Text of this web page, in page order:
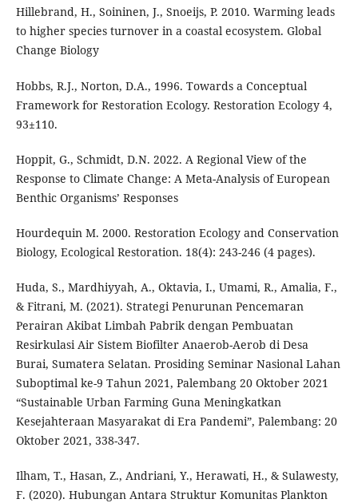
Hillebrand, H., Soininen, J., Snoeijs, P. 2010. Warming leads
to higher species turnover in a coastal ecosystem. Global
Change Biology
Hobbs, R.J., Norton, D.A., 1996. Towards a Conceptual
Framework for Restoration Ecology. Restoration Ecology 4,
93±110.
Hoppit, G., Schmidt, D.N. 2022. A Regional View of the
Response to Climate Change: A Meta-Analysis of European
Benthic Organisms’ Responses
Hourdequin M. 2000. Restoration Ecology and Conservation
Biology, Ecological Restoration. 18(4): 243-246 (4 pages).
Huda, S., Mardhiyyah, A., Oktavia, I., Umami, R., Amalia, F.,
& Fitrani, M. (2021). Strategi Penurunan Pencemaran
Perairan Akibat Limbah Pabrik dengan Pembuatan
Resirkulasi Air Sistem Biofilter Anaerob-Aerob di Desa
Burai, Sumatera Selatan. Prosiding Seminar Nasional Lahan
Suboptimal ke-9 Tahun 2021, Palembang 20 Oktober 2021
“Sustainable Urban Farming Guna Meningkatkan
Kesejahteraan Masyarakat di Era Pandemi”, Palembang: 20
Oktober 2021, 338-347.
Ilham, T., Hasan, Z., Andriani, Y., Herawati, H., & Sulawesty,
F. (2020). Hubungan Antara Struktur Komunitas Plankton